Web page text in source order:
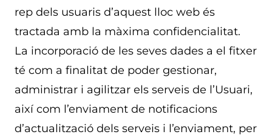
rep dels usuaris d’aquest lloc web és
tractada amb la màxima confidencialitat.
La incorporació de les seves dades a el fitxer
té com a finalitat de poder gestionar,
administrar i agilitzar els serveis de l’Usuari,
així com l’enviament de notificacions
d’actualització dels serveis i l’enviament, per